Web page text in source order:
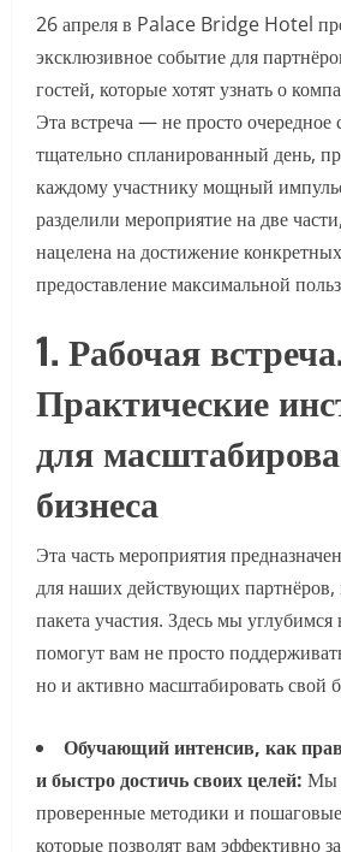
26 апреля в Palace Bridge Hotel
эксклюзивное событие для
гостей, которые хотят узнать о
Эта встреча — не просто очередное
тщательно спланированный день,
каждому участнику мощный
разделили мероприятие на две
нацелена на достижение конкретных
предоставление максимальной
1. Рабочая
Практические
для
бизнеса
Эта часть мероприятия
для наших действующих партнёров,
пакета участия. Здесь мы углубимся
помогут вам не просто
но и активно масштабировать свой
Обучающий интенсив, как
и быстро достичь своих целей: Мы
проверенные методики и
которые позволят вам эффективно